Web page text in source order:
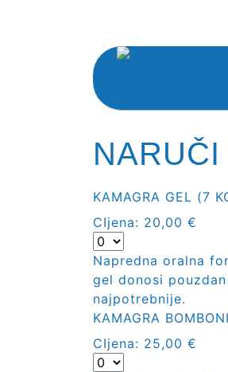
KAMAGRA GEL (7
CIjena: 20,00 €
Napredna oralna
gel donosi
najpotrebnije.
KAMAGRA
CIjena: 25,00 €